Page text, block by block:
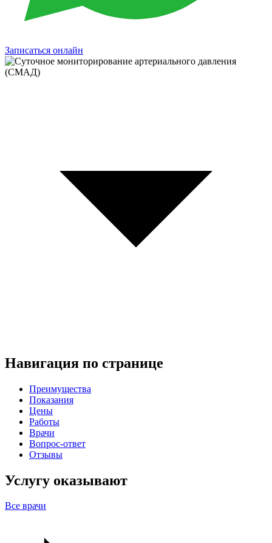
Записаться онлайн
Навигация по странице
Преимущества
Показания
Цены
Работы
Врачи
Вопрос-ответ
Отзывы
Услугу оказывают
Все врачи